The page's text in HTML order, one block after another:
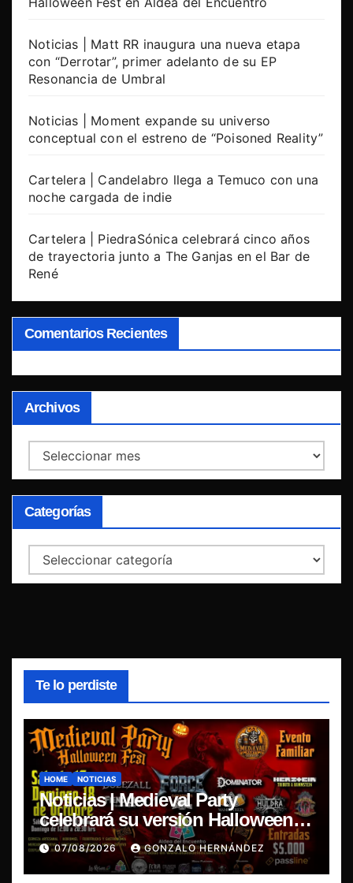
Noticias | Matt RR inaugura una nueva etapa
con “Derrotar”, primer adelanto de su EP
Resonancia de Umbral
Noticias | Moment expande su universo
conceptual con el estreno de “Poisoned Reality”
Cartelera | Candelabro llega a Temuco con una
noche cargada de indie
Cartelera | PiedraSónica celebrará cinco años
de trayectoria junto a The Ganjas en el Bar de
René
Comentarios Recientes
Archivos
Archivos
Categorías
Categorías
Te lo perdiste
HOME NOTICIAS
Noticias | Medieval Party
celebrará su versión Halloween
Fest en Aldea del Encuentro
07/08/2026 GONZALO HERNÁNDEZ